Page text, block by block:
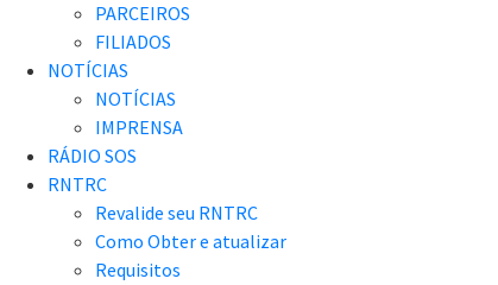
PARCEIROS
FILIADOS
NOTÍCIAS
NOTÍCIAS
IMPRENSA
RÁDIO SOS
RNTRC
Revalide seu RNTRC
Como Obter e atualizar
Requisitos